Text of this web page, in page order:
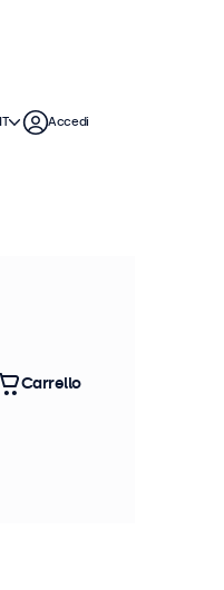
venduto
IT Accedi
Carrello